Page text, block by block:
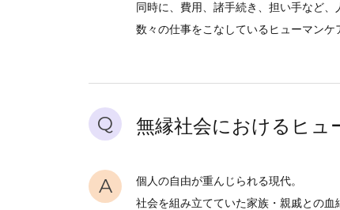
同時に、費用、諸手続き、担い手など
数々の仕事をこなしているヒューマンケ
Q 無縁社会におけるヒュ
A
個人の自由が重んじられる現代。
社会を組み立てていた家族・親戚との血